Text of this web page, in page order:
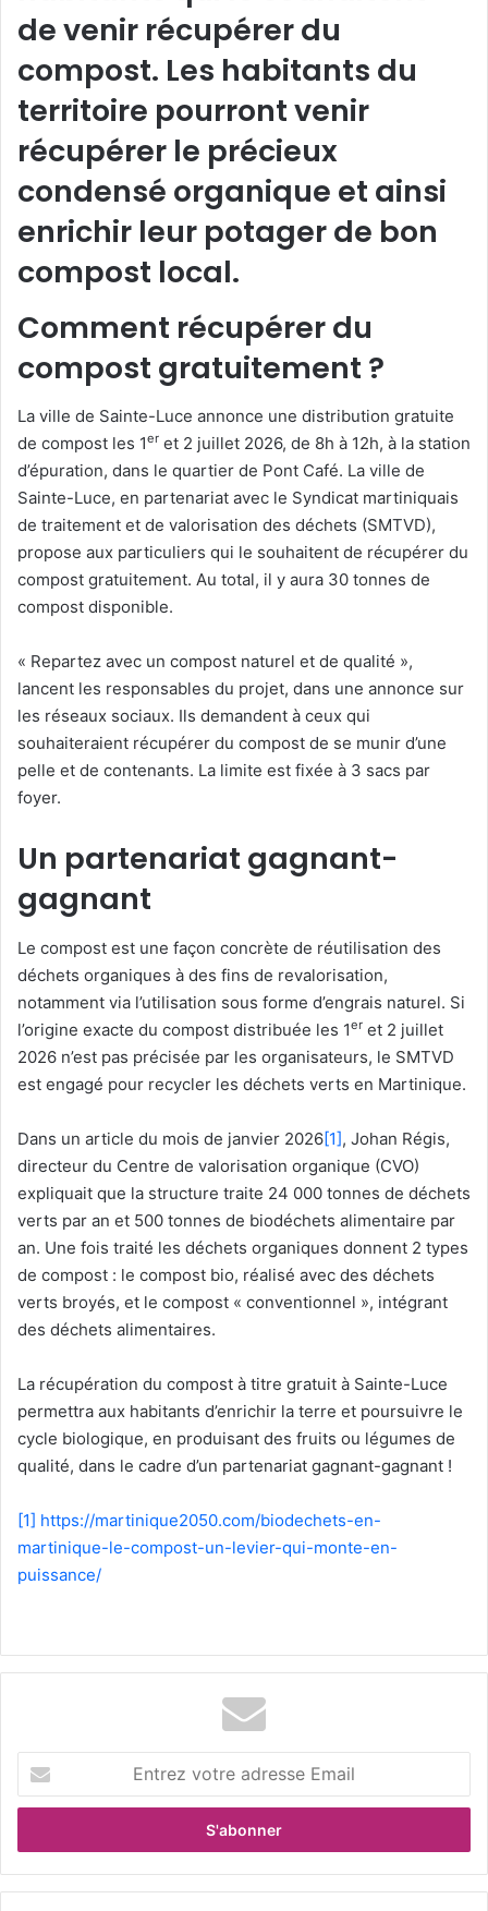
de venir récupérer du
compost. Les habitants du
territoire pourront venir
récupérer le précieux
condensé organique et ainsi
enrichir leur potager de bon
compost local.
Comment récupérer du
compost gratuitement ?
La ville de Sainte-Luce annonce une distribution gratuite
de compost les 1er et 2 juillet 2026, de 8h à 12h, à la station
d’épuration, dans le quartier de Pont Café. La ville de
Sainte-Luce, en partenariat avec le Syndicat martiniquais
de traitement et de valorisation des déchets (SMTVD),
propose aux particuliers qui le souhaitent de récupérer du
compost gratuitement. Au total, il y aura 30 tonnes de
compost disponible.
« Repartez avec un compost naturel et de qualité »,
lancent les responsables du projet, dans une annonce sur
les réseaux sociaux. Ils demandent à ceux qui
souhaiteraient récupérer du compost de se munir d’une
pelle et de contenants. La limite est fixée à 3 sacs par
foyer.
Un partenariat gagnant-
gagnant
Le compost est une façon concrète de réutilisation des
déchets organiques à des fins de revalorisation,
notamment via l’utilisation sous forme d’engrais naturel. Si
l’origine exacte du compost distribuée les 1er et 2 juillet
2026 n’est pas précisée par les organisateurs, le SMTVD
est engagé pour recycler les déchets verts en Martinique.
Dans un article du mois de janvier 2026[1], Johan Régis,
directeur du Centre de valorisation organique (CVO)
expliquait que la structure traite 24 000 tonnes de déchets
verts par an et 500 tonnes de biodéchets alimentaire par
an. Une fois traité les déchets organiques donnent 2 types
de compost : le compost bio, réalisé avec des déchets
verts broyés, et le compost « conventionnel », intégrant
des déchets alimentaires.
La récupération du compost à titre gratuit à Sainte-Luce
permettra aux habitants d’enrichir la terre et poursuivre le
cycle biologique, en produisant des fruits ou légumes de
qualité, dans le cadre d’un partenariat gagnant-gagnant !
[1] https://martinique2050.com/biodechets-en-
martinique-le-compost-un-levier-qui-monte-en-
puissance/
t
e
z